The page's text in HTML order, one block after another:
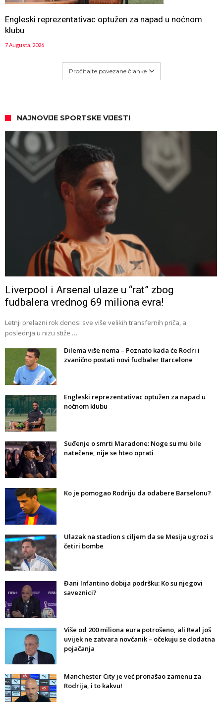
Engleski reprezentativac optužen za napad u noćnom
klubu
7 Augusta, 2026
Pročitajte povezane članke
NAJNOVIJE SPORTSKE VIJESTI
Liverpool i Arsenal ulaze u “rat” zbog
fudbalera vrednog 69 miliona evra!
Letnji prelazni rok donosi sve više velikih transfernih priča, a
poslednja u nizu stiže …
Dilema više nema – Poznato kada će Rodri i
zvanično postati novi fudbaler Barcelone
Engleski reprezentativac optužen za napad u
noćnom klubu
Suđenje o smrti Maradone: Noge su mu bile
natečene, nije se hteo oprati
Ko je pomogao Rodriju da odabere Barselonu?
Ulazak na stadion s ciljem da se Mesija ugrozi s
četiri bombe
Đani Infantino dobija podršku: Ko su njegovi
saveznici?
Više od 200 miliona eura potrošeno, ali Real još
uvijek ne zatvara novčanik – očekuju se dodatna
pojačanja
Manchester City je već pronašao zamenu za
Rodrija, i to kakvu!